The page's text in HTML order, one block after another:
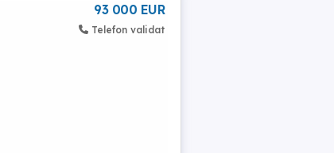
93 000 EUR
Telefon validat